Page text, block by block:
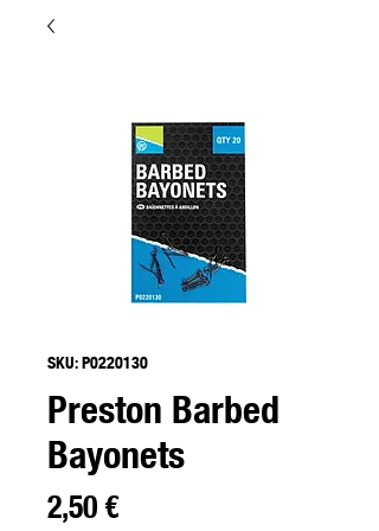
SKU: P0220130
Preston Barbed
Bayonets
2,50 €Preço